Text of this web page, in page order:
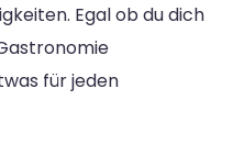
Egal ob du dich
für jeden